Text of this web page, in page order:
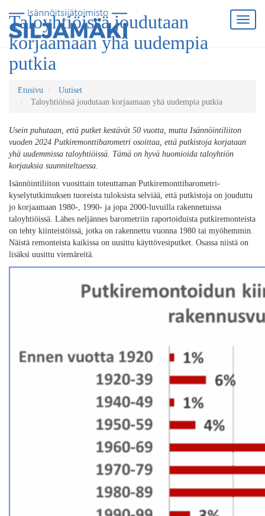
Taloyhtiöissä joudutaan
korjaamaan yhä uudempia
putkia
Etusivu
Uutiset
Taloyhtiöissä joudutaan korjaamaan yhä uudempia putkia
Usein puhutaan, että putket kestävät 50 vuotta, mutta Isännöintiliiton
vuoden 2024 Putkiremonttibarometri osoittaa, että putkistoja korjataan
yhä uudemmissa taloyhtiöissä. Tämä on hyvä huomioida taloyhtiön
korjauksia suunniteltaessa.
Isännöintiliiton vuosittain toteuttaman Putkiremonttibarometri-
kyselytutkimuksen tuoreista tuloksista selviää, että putkistoja on jouduttu
jo korjaamaan 1980-, 1990- ja jopa 2000-luvuilla rakennetuissa
taloyhtiöissä. Lähes neljännes barometriin raportoiduista putkiremonteista
on tehty kiinteistöissä, jotka on rakennettu vuonna 1980 tai myöhemmin.
Näistä remonteista kaikissa on uusittu käyttövesiputket. Osassa niistä on
lisäksi uusittu viemäreitä.